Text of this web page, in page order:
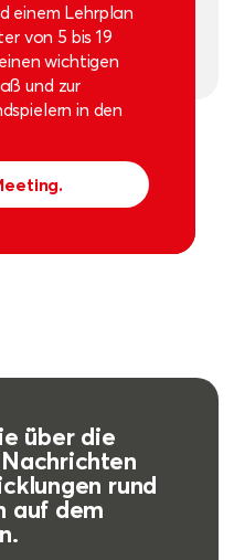
einem Lehrplan
von 5 bis 19
wichtigen
und zur
in den
über die
rund
auf dem